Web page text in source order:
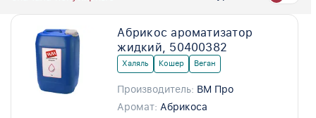
Абрикос ароматизатор
жидкий, 50400382
Халяль Кошер Веган
Производитель: ВМ Про
Аромат: Абрикоса